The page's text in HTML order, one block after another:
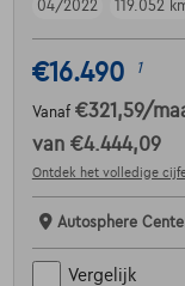
04/2022
119.052
€16.490 1
Vanaf €321,59/
van €4.444,09
Ontdek het volledige
Autosphere
Vergelijk